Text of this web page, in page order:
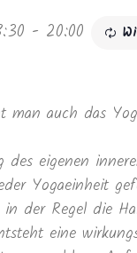
- 20:00
auch das
eigenen
Yogaeinheit
der Regel die
eine